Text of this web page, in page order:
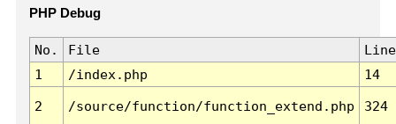
PHP Debug
No. File
Line
1
/index.php 14
2 /source/function/function_extend.php 324